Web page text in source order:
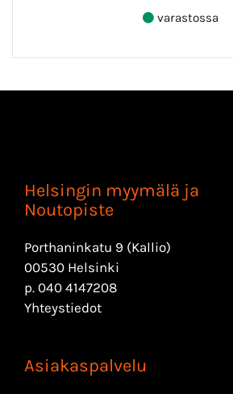
varastossa
Helsingin myymälä ja
Noutopiste
Porthaninkatu 9 (Kallio)
00530 Helsinki
p. 040 4147208
Yhteystiedot
Asiakaspalvelu